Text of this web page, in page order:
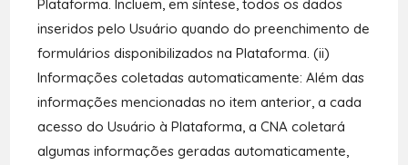
Plataforma. Incluem, em síntese, todos os dados
inseridos pelo Usuário quando do preenchimento de
formulários disponibilizados na Plataforma. (ii)
Informações coletadas automaticamente: Além das
informações mencionadas no item anterior, a cada
acesso do Usuário à Plataforma, a CNA coletará
algumas informações geradas automaticamente,